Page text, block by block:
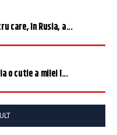
care, în Rusia, a...
o cutie a milei î...